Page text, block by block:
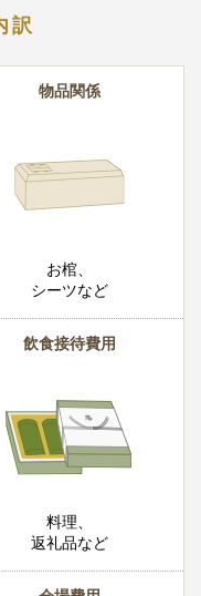
訳
物品関係
お棺、
シーツなど
飲食接待費用
料理、
返礼品など